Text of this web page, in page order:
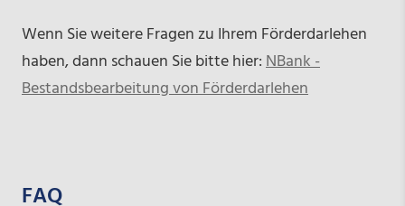
Wenn Sie weitere Fragen zu Ihrem Förderdarlehen
haben, dann schauen Sie bitte hier:NBank -
Bestandsbearbeitung von Förderdarlehen
FAQ